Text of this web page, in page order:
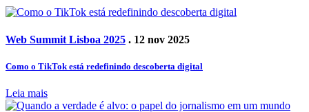
Web Summit Lisboa 2025 . 12 nov 2025
Como o TikTok está redefinindo descoberta digital
Leia mais